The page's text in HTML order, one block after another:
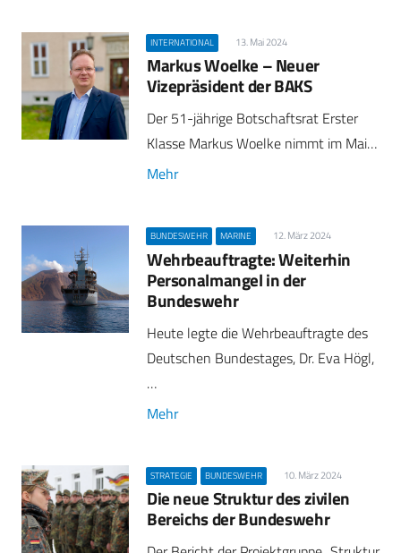
INTERNATIONAL 13. Mai 2024
Markus Woelke – Neuer
Vizepräsident der BAKS
Der 51-jährige Botschaftsrat Erster
Klasse Markus Woelke nimmt im Mai…
Mehr
BUNDESWEHR MARINE 12. März 2024
Wehrbeauftragte: Weiterhin
Personalmangel in der
Bundeswehr
Heute legte die Wehrbeauftragte des
Deutschen Bundestages, Dr. Eva Högl,
…
Mehr
STRATEGIE BUNDESWEHR 10. März 2024
Die neue Struktur des zivilen
Bereichs der Bundeswehr